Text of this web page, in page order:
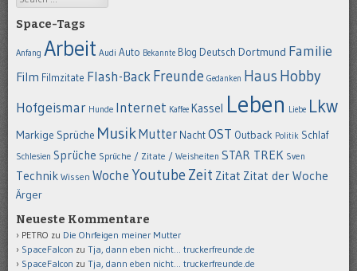
Space-Tags
Anfang Arbeit Audi Auto Bekannte Blog Deutsch Dortmund Familie
Film Filmzitate Flash-BackFreunde Gedanken Haus Hobby
Hofgeismar Hunde Internet Kaffee Kassel Leben Liebe Lkw
Markige Sprüche MusikMutter NachtOST Outback Politik Schlaf
Schlesien Sprüche Sprüche / Zitate / Weisheiten STAR TREK Sven
Technik Wissen Woche Youtube Zeit Zitat Zitat der Woche
Ärger
Neueste Kommentare
PETRO zu Die Ohrfeigen meiner Mutter
SpaceFalcon zu Tja, dann eben nicht… truckerfreunde.de
SpaceFalcon zu Tja, dann eben nicht… truckerfreunde.de